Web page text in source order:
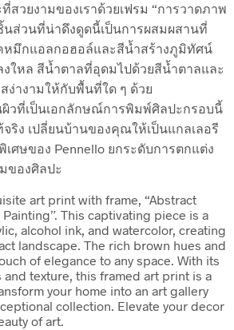
วยงามของเราด้วยเฟรม “การวาดภาพ
ส่วนที่น่าดึงดูดนี้เป็นการผสมผสานที่
หมึกแอลกอฮอล์และสีน้ำสร้างภูมิทัศน์
ใหล สีน้ำตาลที่อุดมไปด้วยสีน้ำตาลและ
ง่างามให้กับพื้นที่ใด ๆ ด้วย
ผิวที่เป็นเอกลักษณ์การพิมพ์ศิลปะกรอบนี้
ริง เปลี่ยนบ้านของคุณให้เป็นแกลเลอรี
ศษของ Pennello ยกระดับการตกแต่ง
ของศิลปะ
art print with frame, “Abstract
This captivating piece is a
alcohol ink, and watercolor, creating
landscape. The rich brown hues and
of elegance to any space. With its
texture, this framed art print is a
your home into an art gallery
collection. Elevate your decor
of art.